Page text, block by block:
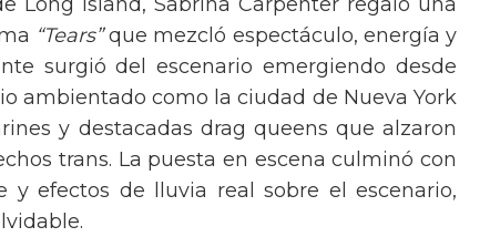
“Tears”que mezcló espectáculo, energía y
surgió del escenario emergiendo desde
ambientado como la ciudad de Nueva York
y destacadas drag queens que alzaron
trans. La puesta en escena culminó con
y efectos de lluvia real sobre el escenario,